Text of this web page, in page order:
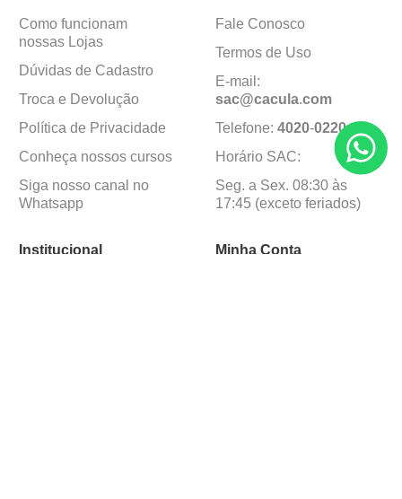
Como funcionam
nossas Lojas
Dúvidas de Cadastro
Troca e Devolução
Política de Privacidade
Conheça nossos cursos
Siga nosso canal no
Whatsapp
Fale Conosco
Termos de Uso
E-mail:
sac@cacula.com
Telefone: 4020-0220
Horário SAC:
Seg. a Sex. 08:30 às
17:45 (exceto feriados)
Institucional Minha Conta